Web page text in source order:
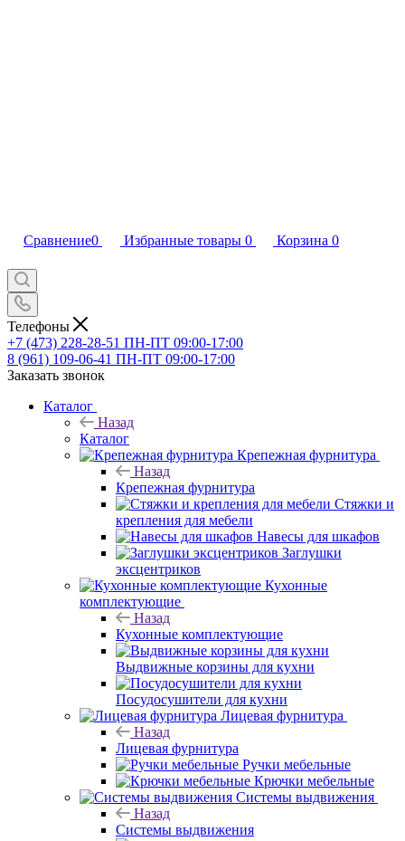
Сравнение0 Избранные товары 0 Корзина 0
Телефоны
+7 (473) 228-28-51 ПН-ПТ 09:00-17:00
8 (961) 109-06-41 ПН-ПТ 09:00-17:00
Заказать звонок
Каталог
Назад
Каталог
Крепежная фурнитура
Назад
Крепежная фурнитура
Стяжки и
крепления для мебели
Навесы для шкафов
Заглушки
эксцентриков
Кухонные
комплектующие
Назад
Кухонные комплектующие
Выдвижные корзины для кухни
Посудосушители для кухни
Лицевая фурнитура
Назад
Лицевая фурнитура
Ручки мебельные
Крючки мебельные
Системы выдвижения
Назад
Системы выдвижения